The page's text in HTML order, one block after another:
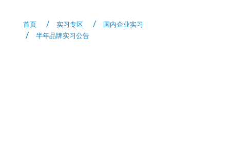
首页 实习专区
国内企业实习
半年品牌实习公告